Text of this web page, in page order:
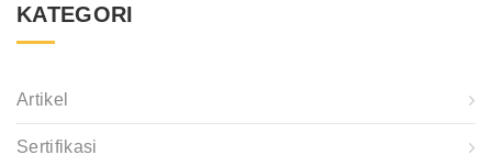
KATEGORI
Artikel
Sertifikasi